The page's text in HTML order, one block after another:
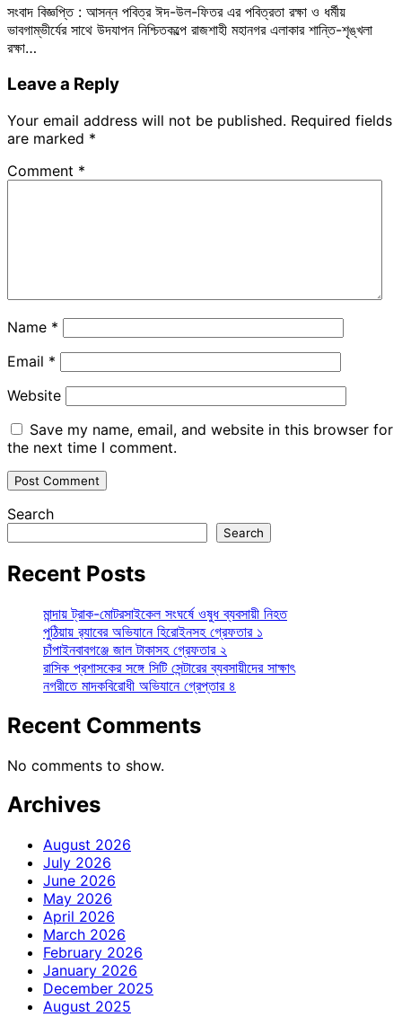
সংবাদ বিজ্ঞপ্তি : আসন্ন পবিত্র ঈদ-উল-ফিতর এর পবিত্রতা রক্ষা ও ধর্মীয়
ভাবগাম্ভীর্যের সাথে উদযাপন নিশ্চিতকল্পে রাজশাহী মহানগর এলাকার শান্তি-শৃঙ্খলা
রক্ষা…
Leave a Reply
Your email address will not be published. Required fields
are marked *
Comment *
Name *
Email *
Website
Save my name, email, and website in this browser for
the next time I comment.
Search
Search
Recent Posts
মান্দায় ট্রাক-মোটরসাইকেল সংঘর্ষে ওষুধ ব্যবসায়ী নিহত
পুঠিয়ায় র‍্যাবের অভিযানে হিরোইনসহ গ্রেফতার ১
চাঁপাইনবাবগঞ্জে জাল টাকাসহ গ্রেফতার ২
রাসিক প্রশাসকের সঙ্গে সিটি সেন্টারের ব্যবসায়ীদের সাক্ষাৎ
নগরীতে মাদকবিরোধী অভিযানে গ্রেপ্তার ৪
Recent Comments
No comments to show.
Archives
August 2026
July 2026
June 2026
May 2026
April 2026
March 2026
February 2026
January 2026
December 2025
August 2025